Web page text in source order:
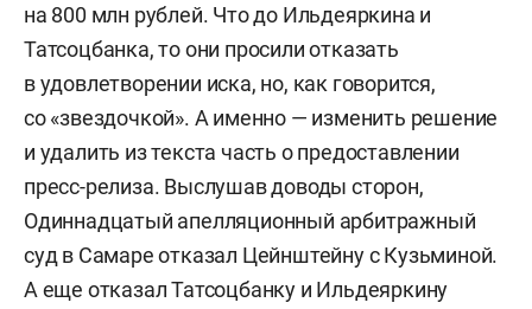
на 800 млн рублей. Что до Ильдеяркина и
Татсоцбанка, то они просили отказать
в удовлетворении иска, но, как говорится,
со «звездочкой». А именно — изменить решение
и удалить из текста часть о предоставлении
пресс-релиза. Выслушав доводы сторон,
Одиннадцатый апелляционный арбитражный
суд в Самаре отказал Цейнштейну с Кузьминой.
А еще отказал Татсоцбанку и Ильдеяркину